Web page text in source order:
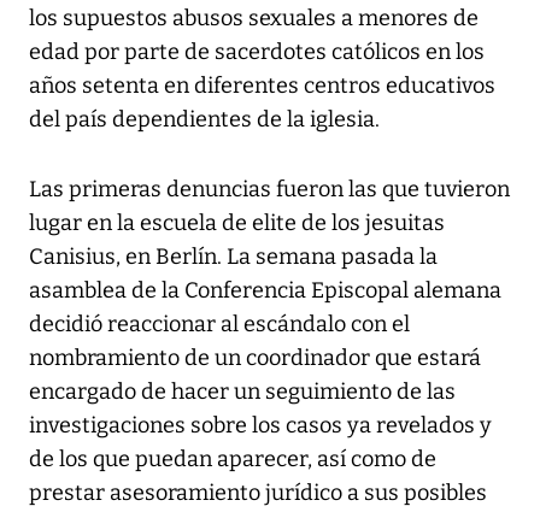
los supuestos abusos sexuales a menores de
edad por parte de sacerdotes católicos en los
años setenta en diferentes centros educativos
del país dependientes de la iglesia.
Las primeras denuncias fueron las que tuvieron
lugar en la escuela de elite de los jesuitas
Canisius, en Berlín. La semana pasada la
asamblea de la Conferencia Episcopal alemana
decidió reaccionar al escándalo con el
nombramiento de un coordinador que estará
encargado de hacer un seguimiento de las
investigaciones sobre los casos ya revelados y
de los que puedan aparecer, así como de
prestar asesoramiento jurídico a sus posibles